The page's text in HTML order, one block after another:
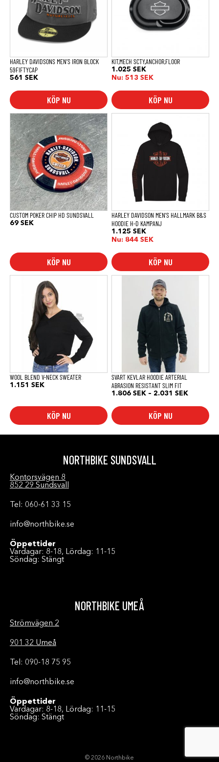
HARLEY DAVIDSONS MEN’S IRON BLOCK
59FIFTYCAP
561 SEK
KÖP NU
KIT,MECH SCTY,ANCHOR,FLOOR
1.025 SEK
Nu: 513 SEK
KÖP NU
CUSTOM POKER CHIP HD SUNDSVALL
69 SEK
KÖP NU
HARLEY DAVIDSON MEN’S HALLMARK B&S
HOODIE H-D KAMPANJ
1.125 SEK
Nu: 844 SEK
KÖP NU
produkten
varianter.
alternativen
produktsidan
WOOL BLEND V-NECK SWEATER
1.151 SEK
KÖP NU
produkten
varianter.
alternativen
produktsidan
SVART KEVLAR HOODIE ARTERIAL
ABRASION RESISTANT SLIM FIT
1.806 SEK – 2.031 SEK
2.031
KÖP NU
varianter.
alternativen
produktsidan
NORTHBIKE SUNDSVALL
Kontorsvägen 8
852 29 Sundsvall
Tel: 060-61 33 15
info@northbike.se
Öppettider
Vardagar: 8-18, Lördag: 11-15
Söndag: Stängt
NORTHBIKE UMEÅ
Strömvägen 2
901 32 Umeå
Tel: 090-18 75 95
info@northbike.se
Öppettider
Vardagar: 8-18, Lördag: 11-15
Söndag: Stängt
© 2026 Northbike